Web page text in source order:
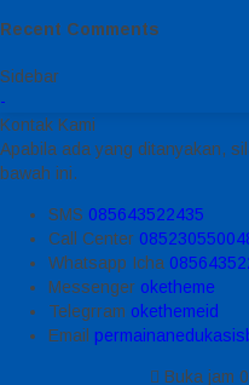
Recent Comments
Sidebar
-
Kontak Kami
Apabila ada yang ditanyakan,
bawah ini.
SMS 085643522435
Call Center
Whatsapp Icha
Messenger oketheme
Telegrram okethemeid
Email
Buka jam